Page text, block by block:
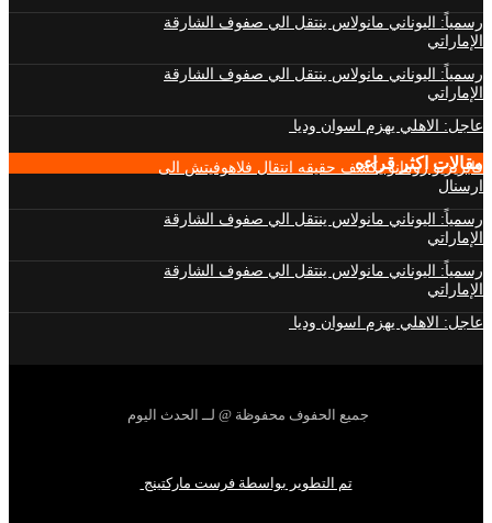
رسمياً: اليوناني مانولاس ينتقل الي صفوف الشارقة
الإماراتي
رسمياً: اليوناني مانولاس ينتقل الي صفوف الشارقة
الإماراتي
عاجل: الاهلي يهزم اسوان وديا
مقالات اكثر قراءه
فابريزيو رومانو يكشف حقيقه انتقال فلاهوفيتش الى
ارسنال
رسمياً: اليوناني مانولاس ينتقل الي صفوف الشارقة
الإماراتي
رسمياً: اليوناني مانولاس ينتقل الي صفوف الشارقة
الإماراتي
عاجل: الاهلي يهزم اسوان وديا
جميع الحفوف محفوظة @ لــ الحدث اليوم
تم التطوير بواسطة فرست ماركتينج